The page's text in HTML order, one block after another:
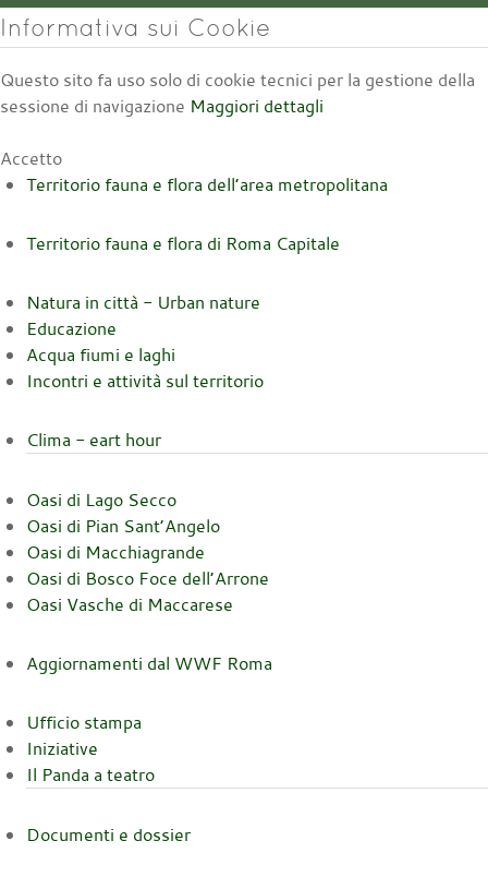
Informativa sui Cookie
Questo sito fa uso solo di cookie tecnici per la gestione della
sessione di navigazione Maggiori dettagli
Accetto
Territorio fauna e flora dell’area metropolitana
Territorio fauna e flora di Roma Capitale
Natura in città - Urban nature
Educazione
Acqua fiumi e laghi
Incontri e attività sul territorio
Clima - eart hour
Oasi di Lago Secco
Oasi di Pian Sant’Angelo
Oasi di Macchiagrande
Oasi di Bosco Foce dell’Arrone
Oasi Vasche di Maccarese
Aggiornamenti dal WWF Roma
Ufficio stampa
Iniziative
Il Panda a teatro
Documenti e dossier